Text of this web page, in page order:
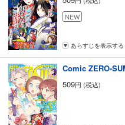
NEW
あらすじを表示する
509円 (税込)